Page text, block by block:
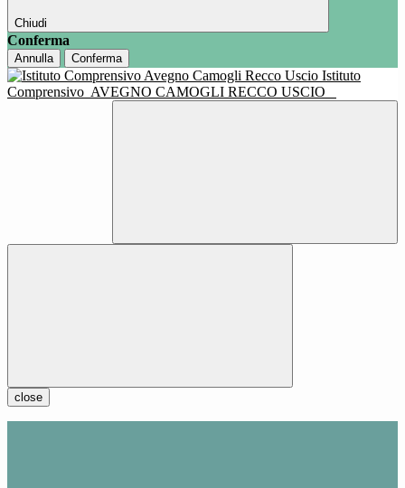
Chiudi
Conferma
Annulla Conferma
Istituto
Comprensivo AVEGNO CAMOGLI RECCO USCIO
close